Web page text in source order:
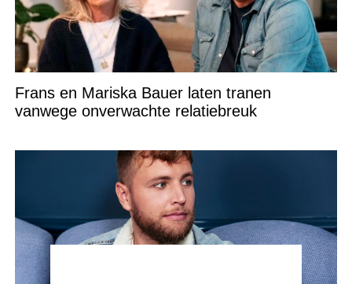
Frans en Mariska Bauer laten tranen
vanwege onverwachte relatiebreuk